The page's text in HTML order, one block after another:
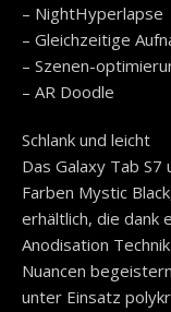
– NightHyperlapse
– Gleichzeitige
– Szenen-
– AR Doodle
Schlank und leicht
Das Galaxy Tab
Farben Mystic
erhältlich, die dank
Anodisation
Nuancen
unter Einsatz